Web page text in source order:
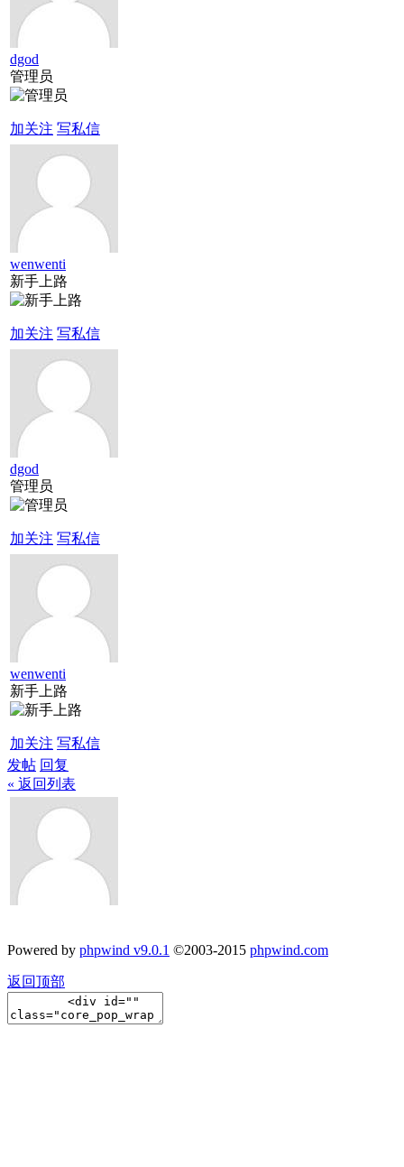
dgod
管理员
加关注 写私信
wenwenti
新手上路
加关注 写私信
dgod
管理员
加关注 写私信
wenwenti
新手上路
加关注 写私信
发帖 回复
« 返回列表
Powered by phpwind v9.0.1 ©2003-2015 phpwind.com
返回顶部